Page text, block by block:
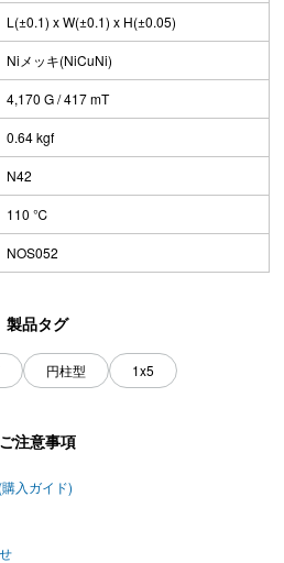
L(±0.1) x W(±0.1) x H(±0.05)
Niメッキ(NiCuNi)
4,170 G / 417 mT
0.64 kgf
N42
110 ℃
NOS052
製品タグ
円柱型 1x5
ご注意事項
入ガイド)